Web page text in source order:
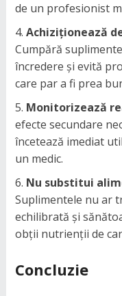
de un profesionist
Achiziționează
Cumpără
încredere și evită
care par a fi prea
Monitorizează
efecte secundare
încetează imediat
un medic.
Nu substitui
Suplimentele nu ar
echilibrată și
obții nutrienții de
Concluzie